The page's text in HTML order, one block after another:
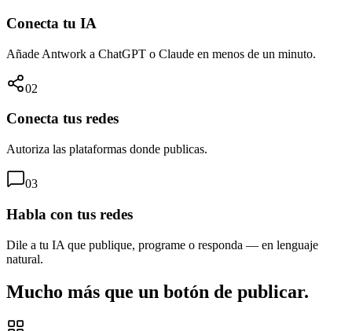
Conecta tu IA
Añade Antwork a ChatGPT o Claude en menos de un minuto.
02
Conecta tus redes
Autoriza las plataformas donde publicas.
03
Habla con tus redes
Dile a tu IA que publique, programe o responda — en lenguaje
natural.
Mucho más que un botón de publicar.